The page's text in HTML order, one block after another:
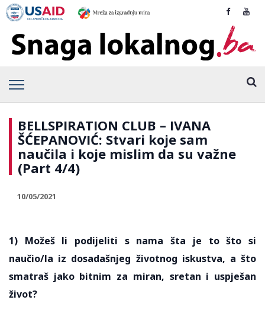
BELLSPIRATION CLUB – IVANA
ŠĆEPANOVIĆ: Stvari koje sam
naučila i koje mislim da su važne
(Part 4/4)
10/05/2021
1) Možeš li podijeliti s nama šta je to što si
naučio/la iz dosadašnjeg životnog iskustva, a što
smatraš jako bitnim za miran, sretan i uspješan
život?